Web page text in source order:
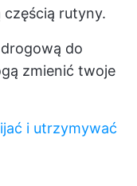
rutyny.
do
zmienić twoje
i utrzymywać